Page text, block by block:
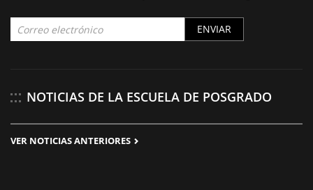
ENVIAR
NOTICIAS DE LA ESCUELA DE POSGRADO
VER NOTICIAS ANTERIORES